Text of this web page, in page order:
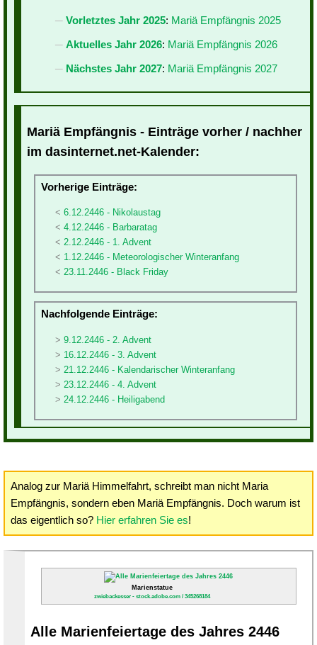
Vorletztes Jahr 2025: Mariä Empfängnis 2025
Aktuelles Jahr 2026: Mariä Empfängnis 2026
Nächstes Jahr 2027: Mariä Empfängnis 2027
Mariä Empfängnis - Einträge vorher / nachher
im dasinternet.net-Kalender:
Vorherige Einträge:
6.12.2446 - Nikolaustag
4.12.2446 - Barbaratag
2.12.2446 - 1. Advent
1.12.2446 - Meteorologischer Winteranfang
23.11.2446 - Black Friday
Nachfolgende Einträge:
9.12.2446 - 2. Advent
16.12.2446 - 3. Advent
21.12.2446 - Kalendarischer Winteranfang
23.12.2446 - 4. Advent
24.12.2446 - Heiligabend
Analog zur Mariä Himmelfahrt, schreibt man nicht Maria
Empfängnis, sondern eben Mariä Empfängnis. Doch warum ist
das eigentlich so? Hier erfahren Sie es!
Marienstatue
zwiebackesser - stock.adobe.com / 345268184
Alle Marienfeiertage des Jahres 2446